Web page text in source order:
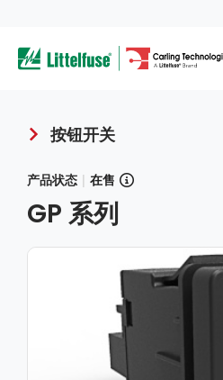
main
content
Breadcrumb
按钮开关
产品状态 | 在售
GP 系列